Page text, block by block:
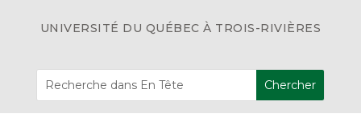
UNIVERSITÉ DU QUÉBEC À TROIS-RIVIÈRES